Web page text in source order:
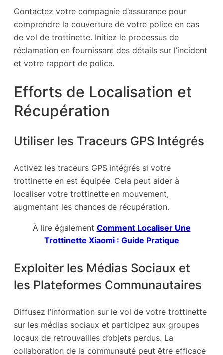
Contactez votre compagnie d’assurance pour
comprendre la couverture de votre police en cas
de vol de trottinette. Initiez le processus de
réclamation en fournissant des détails sur l’incident
et votre rapport de police.
Efforts de Localisation et
Récupération
Utiliser les Traceurs GPS Intégrés
Activez les traceurs GPS intégrés si votre
trottinette en est équipée. Cela peut aider à
localiser votre trottinette en mouvement,
augmentant les chances de récupération.
À lire également Comment Localiser Une
Trottinette Xiaomi : Guide Pratique
Exploiter les Médias Sociaux et
les Plateformes Communautaires
Diffusez l’information sur le vol de votre trottinette
sur les médias sociaux et participez aux groupes
locaux de retrouvailles d’objets perdus. La
collaboration de la communauté peut être efficace